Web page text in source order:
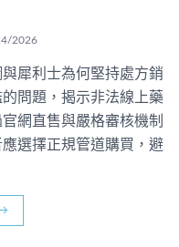
2026
犀利士為何堅持處方銷
問題，揭示非法線上藥
網直售與嚴格審核機制
選擇正規管道購買，避